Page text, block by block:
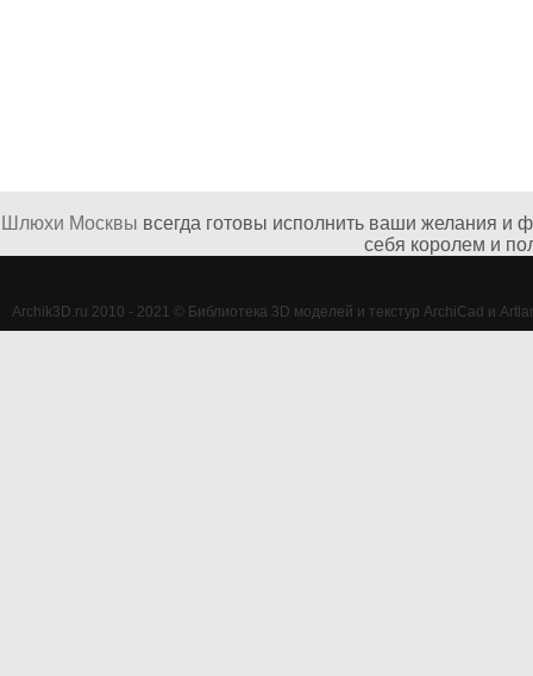
Шлюхи Москвы всегда готовы исполнить ваши желания и
себя королем и
Archik3D.ru 2010 - 2021 © Библиотека 3D моделей и текстур ArchiCad и